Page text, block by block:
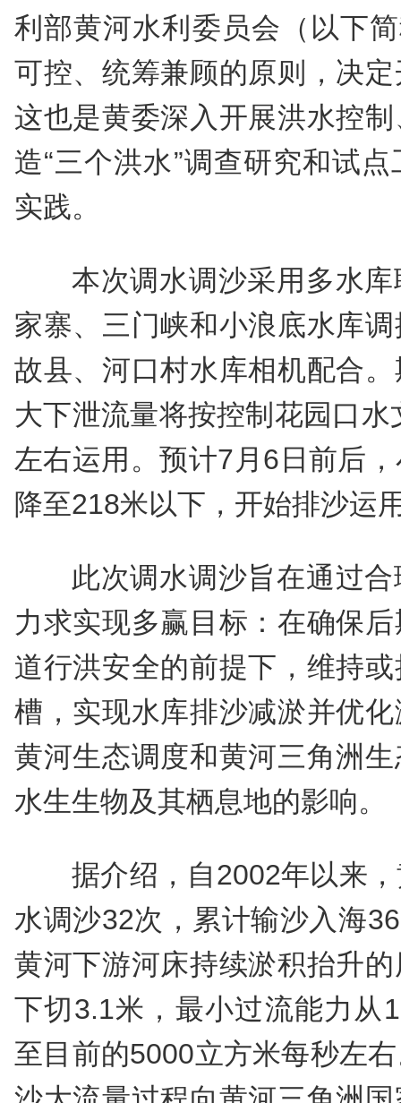
利部黄河水利委员会（以下
可控、统筹兼顾的原则，决
这也是黄委深入开展洪水控
造“三个洪水”调查研究和试
实践。
本次调水调沙采用多水
家寨、三门峡和小浪底水库
故县、河口村水库相机配合
大下泄流量将按控制花园口
左右运用。预计7月6日前后
降至218米以下，开始排沙运
此次调水调沙旨在通过
力求实现多赢目标：在确保
道行洪安全的前提下，维持
槽，实现水库排沙减淤并优
黄河生态调度和黄河三角洲
水生生物及其栖息地的影响。
据介绍，自2002年以来
水调沙32次，累计输沙入海
黄河下游河床持续淤积抬升
下切3.1米，最小过流能力从
至目前的5000立方米每秒左